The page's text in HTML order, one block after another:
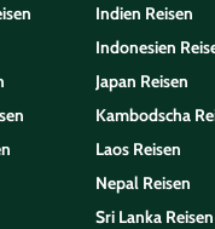
Indien Reisen
Indonesien
Japan Reisen
Kambodscha
Laos Reisen
Nepal Reisen
Sri Lanka Reisen